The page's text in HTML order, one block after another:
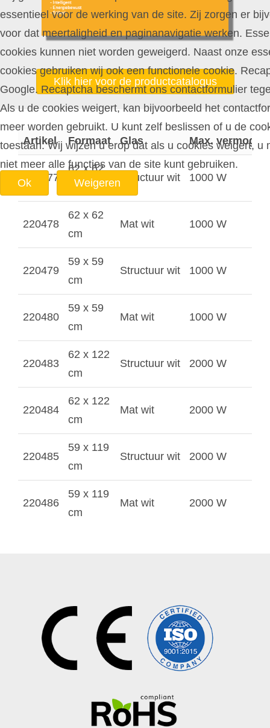
Klik hier voor de productcatalogus
Artikel Formaat Glas Max. vermogen
220477
62 x 62
cm
Structuur wit 1000 W
220478
62 x 62
cm
Mat wit 1000 W
220479
59 x 59
cm
Structuur wit 1000 W
220480
59 x 59
cm
Mat wit 1000 W
220483
62 x 122
cm
Structuur wit 2000 W
220484
62 x 122
cm
Mat wit 2000 W
220485
59 x 119
cm
Structuur wit 2000 W
220486
59 x 119
cm
Mat wit 2000 W
essentieel voor de werking van de site. Zij zorgen er
voor dat meertaligheid en paginanavigatie werken.
cookies kunnen niet worden geweigerd. Naast onze
cookies gebruiken wij ook een functionele cookie.
Google. Recaptcha beschermt ons contactformulier
Als u de cookies weigert, kan bijvoorbeeld het
meer worden gebruikt. U kunt zelf beslissen of u de
toestaan. Wij wijzen u erop dat als u cookies weigert, u
niet meer alle functies van de site kunt gebruiken.
Ok
Weigeren